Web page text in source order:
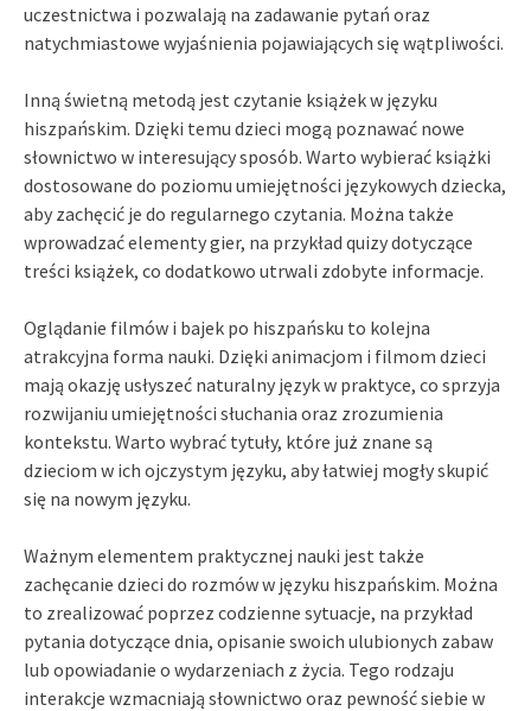
uczestnictwa i pozwalają na zadawanie pytań oraz
natychmiastowe wyjaśnienia pojawiających się wątpliwości.
Inną świetną metodą jest czytanie książek w języku
hiszpańskim. Dzięki temu dzieci mogą poznawać nowe
słownictwo w interesujący sposób. Warto wybierać książki
dostosowane do poziomu umiejętności językowych dziecka,
aby zachęcić je do regularnego czytania. Można także
wprowadzać elementy gier, na przykład quizy dotyczące
treści książek, co dodatkowo utrwali zdobyte informacje.
Oglądanie filmów i bajek po hiszpańsku to kolejna
atrakcyjna forma nauki. Dzięki animacjom i filmom dzieci
mają okazję usłyszeć naturalny język w praktyce, co sprzyja
rozwijaniu umiejętności słuchania oraz zrozumienia
kontekstu. Warto wybrać tytuły, które już znane są
dzieciom w ich ojczystym języku, aby łatwiej mogły skupić
się na nowym języku.
Ważnym elementem praktycznej nauki jest także
zachęcanie dzieci do rozmów w języku hiszpańskim. Można
to zrealizować poprzez codzienne sytuacje, na przykład
pytania dotyczące dnia, opisanie swoich ulubionych zabaw
lub opowiadanie o wydarzeniach z życia. Tego rodzaju
interakcje wzmacniają słownictwo oraz pewność siebie w